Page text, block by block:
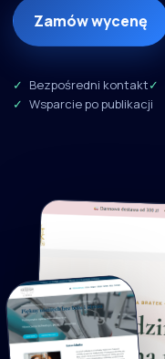
Zamów wycenę
Bezpośredni kontakt
Wsparcie po publikacji